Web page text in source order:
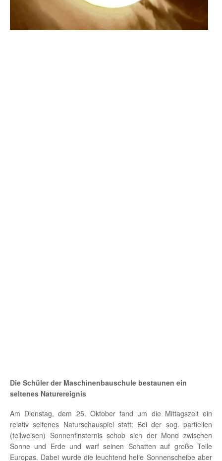
Die Schüler der Maschinenbauschule bestaunen ein
seltenes Naturereignis
Am Dienstag, dem 25. Oktober fand um die Mittagszeit ein
relativ seltenes Naturschauspiel statt: Bei der sog. partiellen
(teilweisen) Sonnenfinsternis schob sich der Mond zwischen
Sonne und Erde und warf seinen Schatten auf große Teile
Europas. Dabei wurde die leuchtend helle Sonnenscheibe aber